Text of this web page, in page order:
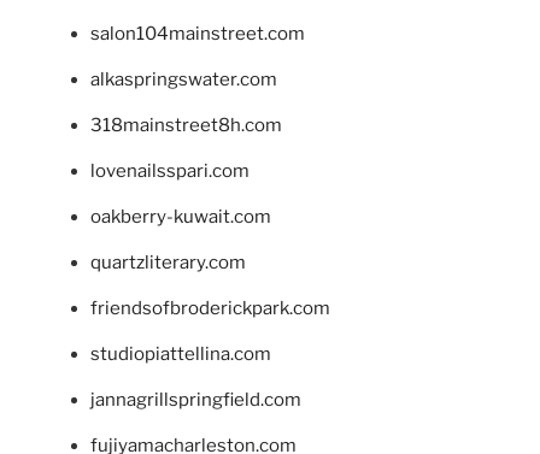
salon104mainstreet.com
alkaspringswater.com
318mainstreet8h.com
lovenailsspari.com
oakberry-kuwait.com
quartzliterary.com
friendsofbroderickpark.com
studiopiattellina.com
jannagrillspringfield.com
fujiyamacharleston.com